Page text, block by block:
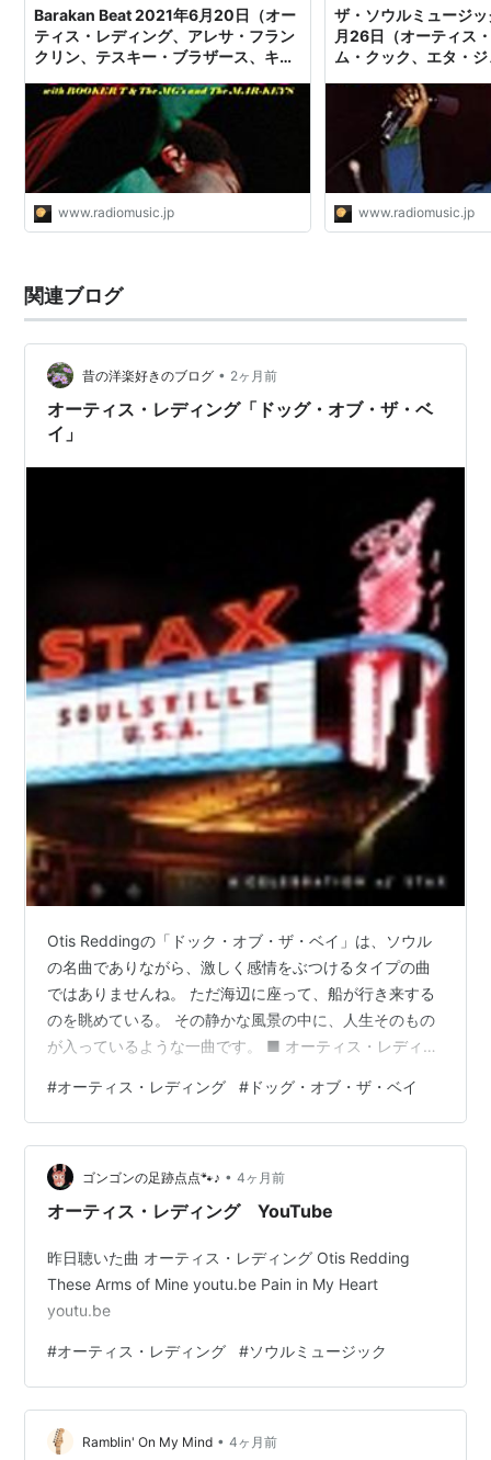
Barakan Beat 2021年6月20日（オー
ティス・レディング、アレサ・フラン
クリン、テスキー・ブラザース、キン
グループ） & 週間プレイリスト - ラジ
オと音楽
www.radiomusic.jp
ザ・ソウルミュージ
月26日（オーティス
ム・クック、エタ・
www.radiomusic.jp
関連ブログ
昔の洋楽好きのブログ • 2ヶ月前
オーティス・レディング「ドッグ・オブ・ザ・ベ
イ」
Otis Reddingの「ドック・オブ・ザ・ベイ」は、ソウル
の名曲でありながら、激しく感情をぶつけるタイプの曲
ではありませんね。 ただ海辺に座って、船が行き来する
のを眺めている。 その静かな風景の中に、人生そのもの
が入っているような一曲です。 ■ オーティス・レディン
力強いのに優しい。 少しザラついているのに、すごく人
間らしい温かさがある。 だから歌詞以上の感情が伝わっ
てくるんです。 ■ “何もしていない”のに深い この曲には
大きな出来事はありません。 ただ海辺に座っているだ
け。 でも人生って、実はそういう時間の中でいろいろ
#オーティス・レディング # ドッグ・オブ・ザ・ベイ
ゴンゴンの足跡点点🐾♪ • 4ヶ月前
オーティス・レディング YouTube
昨日聴いた曲 オーティス・レディング Otis Redding
These Arms of Mine youtu.be Pain in My Heart
youtu.be
#オーティス・レディング #ソウルミュージック
Ramblin' On My Mind • 4ヶ月前